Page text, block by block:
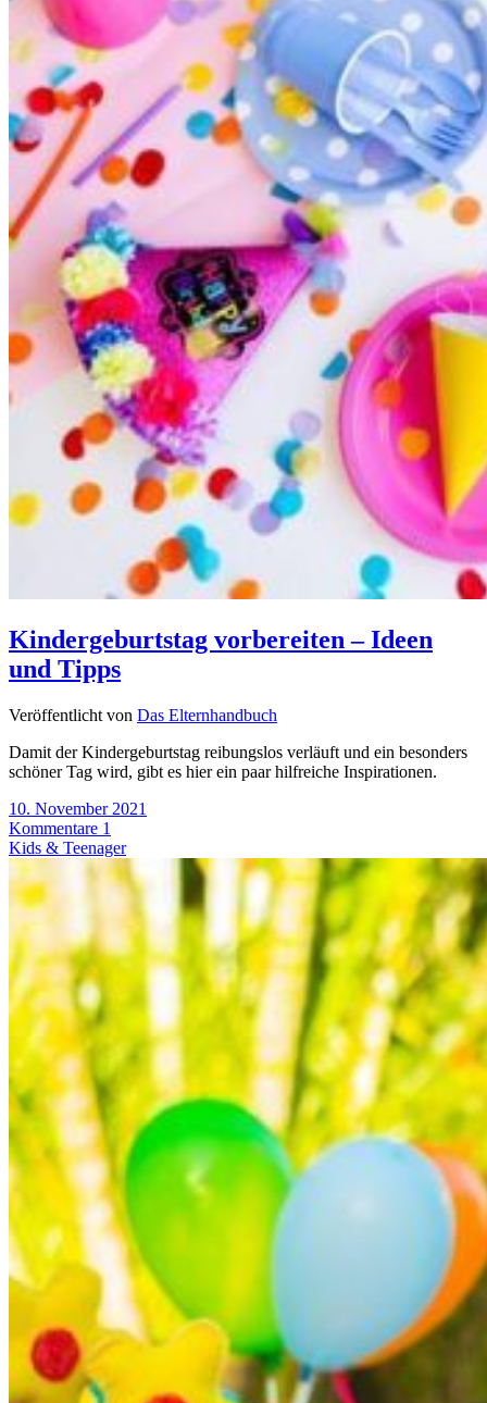
Kindergeburtstag vorbereiten – Ideen
und Tipps
Veröffentlicht von Das Elternhandbuch
Damit der Kindergeburtstag reibungslos verläuft und ein besonders
schöner Tag wird, gibt es hier ein paar hilfreiche Inspirationen.
10. November 2021
Kommentare 1
Kids & Teenager